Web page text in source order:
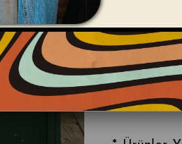
Vintage
bilgilerini
*